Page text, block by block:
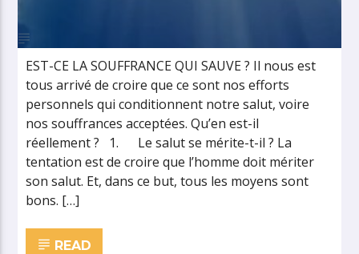
EST-CE LA SOUFFRANCE QUI SAUVE ? Il nous est
tous arrivé de croire que ce sont nos efforts
personnels qui conditionnent notre salut, voire
nos souffrances acceptées. Qu’en est-il
réellement ? 1. Le salut se mérite-t-il ? La
tentation est de croire que l’homme doit mériter
son salut. Et, dans ce but, tous les moyens sont
bons. […]
READ